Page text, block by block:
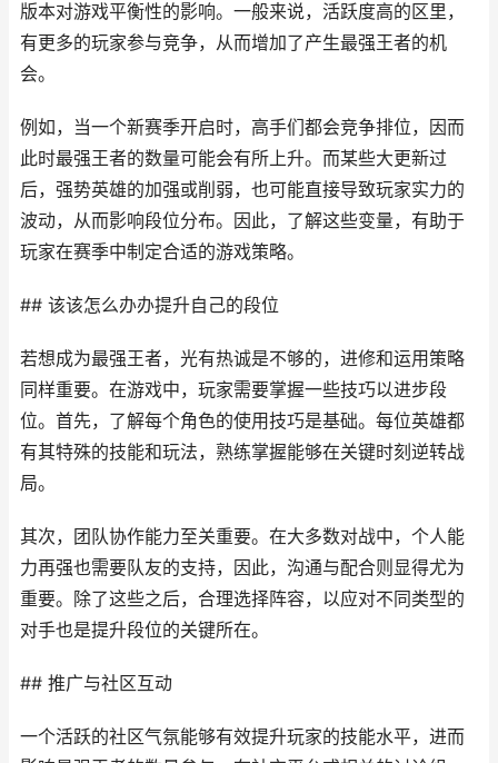
版本对游戏平衡性的影响。一般来说，活跃度高的区里，
有更多的玩家参与竞争，从而增加了产生最强王者的机
会。
例如，当一个新赛季开启时，高手们都会竞争排位，因而
此时最强王者的数量可能会有所上升。而某些大更新过
后，强势英雄的加强或削弱，也可能直接导致玩家实力的
波动，从而影响段位分布。因此，了解这些变量，有助于
玩家在赛季中制定合适的游戏策略。
## 该该怎么办办提升自己的段位
若想成为最强王者，光有热诚是不够的，进修和运用策略
同样重要。在游戏中，玩家需要掌握一些技巧以进步段
位。首先，了解每个角色的使用技巧是基础。每位英雄都
有其特殊的技能和玩法，熟练掌握能够在关键时刻逆转战
局。
其次，团队协作能力至关重要。在大多数对战中，个人能
力再强也需要队友的支持，因此，沟通与配合则显得尤为
重要。除了这些之后，合理选择阵容，以应对不同类型的
对手也是提升段位的关键所在。
## 推广与社区互动
一个活跃的社区气氛能够有效提升玩家的技能水平，进而